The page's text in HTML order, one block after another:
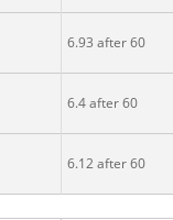
6.93 after 60
6.4 after 60
6.12 after 60